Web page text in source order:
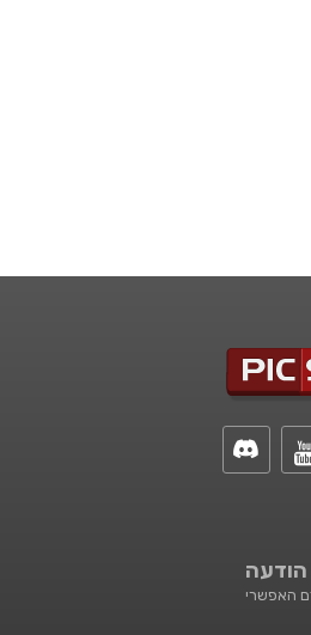
הודעה
האפשרי